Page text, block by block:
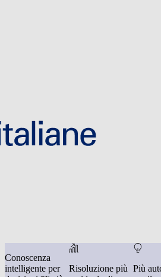
Conoscenza
intelligente per
Risoluzione più Più